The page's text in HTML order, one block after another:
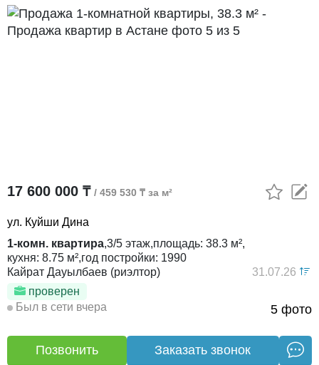
5 фото
17 600 000 ₸ / 459 530 ₸ за м²
ул. Куйши Дина
1-комн. квартира,3/5 этаж,площадь: 38.3 м²,
кухня: 8.75 м²,год постройки: 1990
Кайрат Дауылбаев (риэлтор)
проверен
31.07.26
Был в сети вчера
Позвонить Заказать звонок